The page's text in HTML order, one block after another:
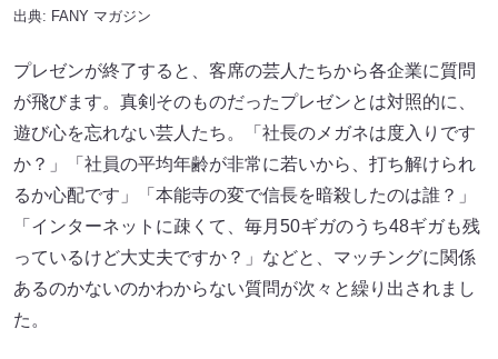
出典: FANY マガジン
プレゼンが終了すると、客席の芸人たちから各企業に質問
が飛びます。真剣そのものだったプレゼンとは対照的に、
遊び心を忘れない芸人たち。「社長のメガネは度入りです
か？」「社員の平均年齢が非常に若いから、打ち解けられ
るか心配です」「本能寺の変で信長を暗殺したのは誰？」
「インターネットに疎くて、毎月50ギガのうち48ギガも残
っているけど大丈夫ですか？」などと、マッチングに関係
あるのかないのかわからない質問が次々と繰り出されまし
た。